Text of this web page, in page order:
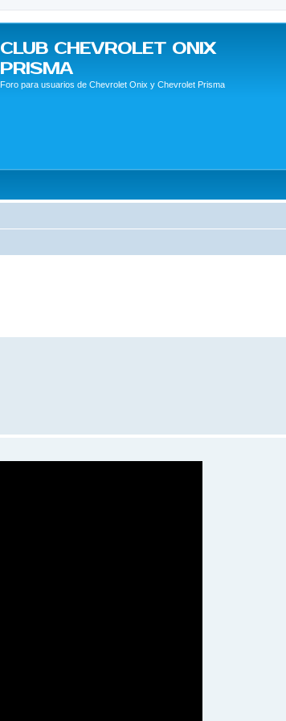
CLUB CHEVROLET ONIX
PRISMA
Foro para usuarios de Chevrolet Onix y Chevrolet Prisma